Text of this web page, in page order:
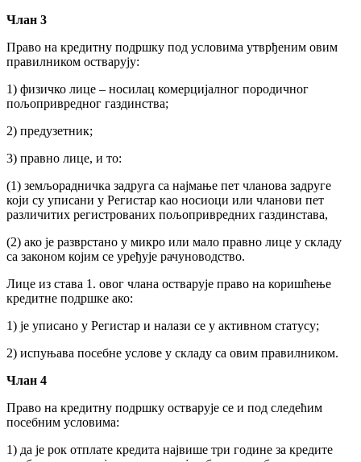
Члан 3
Право на кредитну подршку под условима утврђеним овим
правилником остварују:
1) физичко лице – носилац комерцијалног породичног
пољопривредног газдинства;
2) предузетник;
3) правно лице, и то:
(1) земљорадничка задруга са најмање пет чланова задруге
који су уписани у Регистар као носиоци или чланови пет
различитих регистрованих пољопривредних газдинстава,
(2) ако је разврстано у микро или мало правно лице у складу
са законом којим се уређује рачуноводство.
Лице из става 1. овог члана остварује право на коришћење
кредитне подршке ако:
1) је уписано у Регистар и налази се у активном статусу;
2) испуњава посебне услове у складу са овим правилником.
Члан 4
Право на кредитну подршку остварује се и под следећим
посебним условима:
1) да је рок отплате кредита највише три године за кредите